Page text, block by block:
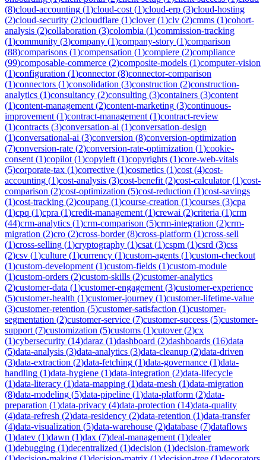
(8)cloud-accounting (1)cloud-cost (1)cloud-erp (3)cloud-hosting
(2)cloud-security (2)cloudflare (1)clover(1)clv (2)cmms (1)cohort-
analysis (2)collaboration (3)colombia (1)commission-tracking
(1)community (3)company (1)company-story (1)comparison
(88)comparisons (1)compensation (1)compiere (2)compliance
(99)composable-commerce (2)composite-models (1)computer-vision
(1)configuration (1)connector(8)connector-comparison
(1)connectors (1)consolidation (3)construction (2)construction-
analytics (1)consultancy (2)consulting (3)containers (3)content
(1)content-management (2)content-marketing (3)continuous-
improvement (1)contract-management (1)contract-review
(1)contracts (3)conversation-ai (1)conversation-design
(1)conversational-ai (3)conversion (8)conversion-optimization
(7)conversion-rate (2)conversion-rate-optimization (1)cookie-
consent (1)copilot (1)copyleft (1)copyrights (1)core-web-vitals
(5)corporate-tax (1)corrective (1)cosmetics (1)cost (4)cost-
accounting (1)cost-analysis (3)cost-benefit (2)cost-calculator(1)cost-
comparison (2)cost-optimization (5)cost-reduction (1)cost-savings
(1)cost-tracking (2)coupang (1)course-creation (1)courses (3)cpa
(1)cpq (1)cpra (1)credit-management (1)crewai (2)criteria (1)crm
(44)crm-analytics (1)crm-comparison (5)crm-integration (2)crm-
migration (2)cro (2)cross-border(8)cross-platform (1)cross-sell
(1)cross-selling (1)cryptography (1)csat (1)cspm (1)csrd (3)css
(2)csv (1)culture (1)currency (1)custom-agents (1)custom-checkout
(1)custom-development (1)custom-fields (1)custom-module
(1)custom-orders (2)custom-skills (2)customer-analytics
(2)customer-data (1)customer-engagement (3)customer-experience
(5)customer-health (1)customer-journey (1)customer-lifetime-value
(3)customer-retention (5)customer-satisfaction (1)customer-
segmentation (2)customer-service (7)customer-success (5)customer-
support (7)customization (5)customs (1)cutover(2)cx
(1)cybersecurity (14)daraz (1)dashboard (2)dashboards (16)data
(5)data-analysis (3)data-analytics (3)data-cleanup (2)data-driven
(3)data-extraction (2)data-fetching (1)data-governance (1)data-
handling (1)data-hygiene (1)data-integration (2)data-lifecycle
(1)data-literacy (1)data-mapping (1)data-mesh (1)data-migration
(8)data-modeling (5)data-pipeline (1)data-platform (2)data-
preparation (1)data-privacy (4)data-protection (14)data-quality
(4)data-refresh (2)data-residency (2)data-retention (1)data-transfer
(4)data-visualization (5)data-warehouse (2)database (7)dataflows
(1)datev (1)dawn (1)dax (7)deal-management (1)dealer
(1)debugging (1)decentralized (1)decision (1)decision-framework